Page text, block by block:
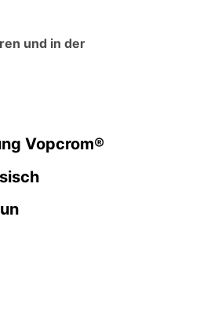
und in der
Vopcrom®